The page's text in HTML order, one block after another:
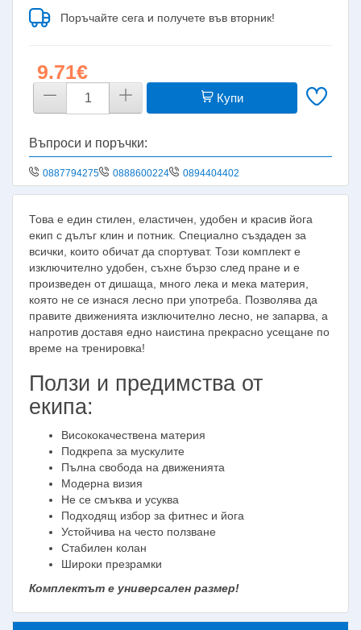
Поръчайте сега и получете във вторник!
9.71€
Купи
Въпроси и поръчки:
0887794275 0888600224 0894404402
Това е един стилен, еластичен, удобен и красив йога
екип с дълъг клин и потник. Специално създаден за
всички, които обичат да спортуват. Този комплект е
изключително удобен, съхне бързо след пране и е
произведен от дишаща, много лека и мека материя,
която не се изнася лесно при употреба. Позволява да
правите движенията изключително лесно, не запарва, а
напротив доставя едно наистина прекрасно усещане по
време на тренировка!
Ползи и предимства от
екипa:
Висококачествена материя
Подкрепа за мускулите
Пълна свобода на движенията
Модерна визия
Не се смъква и усуква
Подходящ избор за фитнес и йога
Устойчива на често ползване
Стабилен колан
Широки презрамки
Комплектът е универсален размер!